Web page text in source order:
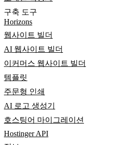
구축 도구
Horizons
웹사이트 빌더
AI 웹사이트 빌더
이커머스 웹사이트 빌더
템플릿
주문형 인쇄
AI 로고 생성기
호스팅어 마이그레이션
Hostinger API